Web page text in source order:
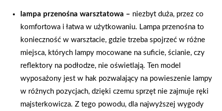
lampa przenośna warsztatowa – niezbyt duża, przez co
komfortowa i łatwa w użytkowaniu. Lampa przenośna to
konieczność w warsztacie, gdzie trzeba spojrzeć w różne
miejsca, których lampy mocowane na suficie, ścianie, czy
reflektory na podłodze, nie oświetlają. Ten model
wyposażony jest w hak pozwalający na powieszenie lampy
w różnych pozycjach, dzięki czemu sprzęt nie zajmuje ręki
majsterkowicza. Z tego powodu, dla najwyższej wygody